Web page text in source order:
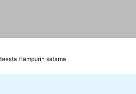
Hampurin satama